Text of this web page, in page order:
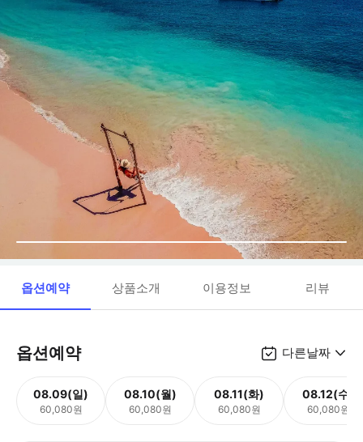
옵션예약 상품소개 이용정보 리뷰
옵션예약 다른날짜
08.09(일)
60,080원
08.10(월)
60,080원
08.11(화)
60,080원
08.12(수)
60,080원